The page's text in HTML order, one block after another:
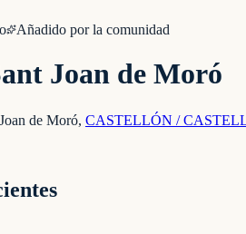
Añadido por la comunidad
Joan de Moró
de Moró, CASTELLÓN /